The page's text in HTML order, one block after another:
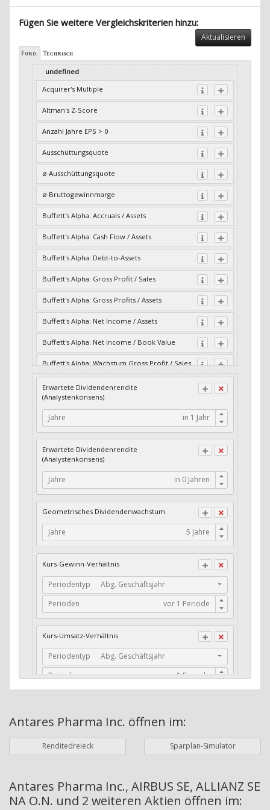
Fügen Sie weitere Vergleichskriterien hinzu:
Aktualisieren
Fund. Technisch
undefined
Acquirer's Multiple
Altman's Z-Score
Anzahl Jahre EPS > 0
Ausschüttungsquote
ø Ausschüttungsquote
ø Bruttogewinnmarge
Buffett's Alpha: Accruals / Assets
Buffett's Alpha: Cash Flow / Assets
Buffett's Alpha: Debt-to-Assets
Buffett's Alpha: Gross Profit / Sales
Buffett's Alpha: Gross Profits / Assets
Buffett's Alpha: Net Income / Assets
Buffett's Alpha: Net Income / Book Value
Buffett's Alpha: Wachstum Gross Profit / Sales
Buffett's Alpha: Wachstum Residual Cash Flow
/ Assets
Buffett's Alpha: Wachstum Residual Gross
Profits / Assets
Income / Assets
Buffett's Alpha: Wachstum Residual Net
Income / Book Value
Cash-Quote
CFO / Interest Expense
Current Ratio
Long-Term Debt to Working Capital
Dividenden-Check
Stabiles Dividenden-Wachstum
Stabiles Dividenden-Wachstum (TTM)
Stabiles Absolutes Dividenden-Wachstum
Dividendenrendite (angekündigt)
Adj. Dividendenrendite (Market Cap)
Erwartete Dividendenrendite
(Analystenkonsens)
Jahre
Erwartete Dividendenrendite
(Analystenkonsens)
Jahre
Geometrisches Dividendenwachstum
Jahre
Kurs-Gewinn-Verhältnis
Periodentyp
Abg. Geschäftsjahr
Perioden
Kurs-Umsatz-Verhältnis
Periodentyp
Abg. Geschäftsjahr
Perioden
Währung Bilanzierungswährung
Periodentyp
Jahre
Perioden
Antares Pharma Inc. öffnen im:
Renditedreieck Sparplan-Simulator
Antares Pharma Inc., AIRBUS SE, ALLIANZ SE
NA O.N. und 2 weiteren Aktien öffnen im: